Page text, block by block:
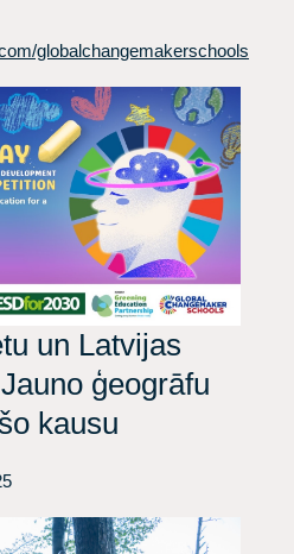
globalchangemakerschools
un Latvijas
ģeogrāfu
kausu